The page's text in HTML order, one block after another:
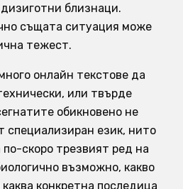
близнаци.
същата ситуация може
тежест.
онлайн текстове да
или твърде
обикновено не
специализиран език, нито
скоро трезвият ред на
възможно, какво
конкретна последица